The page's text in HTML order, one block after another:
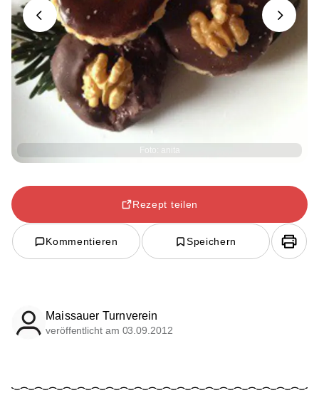
Foto: anita
Previous Next
Rezept teilen
Kommentieren Speichern
Maissauer Turnverein
veröffentlicht am 03.09.2012